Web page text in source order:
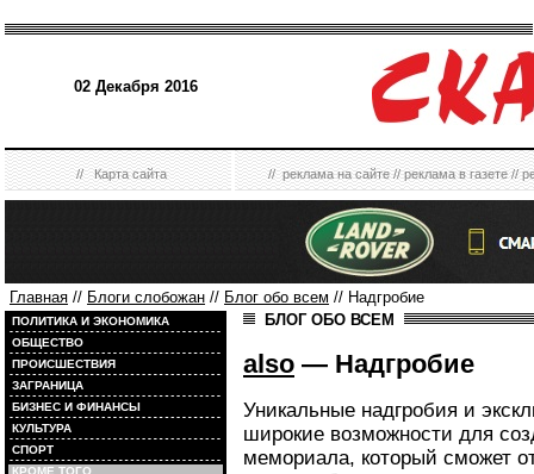
02 Декабря 2016
//Карта сайта //реклама на сайте//реклама в газете//
Главная // Блоги слобожан // Блог обо всем // Надгробие
ПОЛИТИКА И ЭКОНОМИКА
ОБЩЕСТВО
ПРОИСШЕСТВИЯ
ЗАГРАНИЦА
БИЗНЕС И ФИНАНСЫ
КУЛЬТУРА
СПОРТ
КРОМЕ ТОГО
БЛОГ ОБО ВСЕМ
also — Надгробие
Уникальные надгробия и
широкие возможности для
мемориала, который сможет